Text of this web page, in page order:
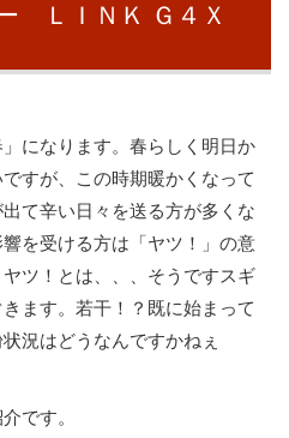
ＬＩＮＫ Ｇ４Ｘ
になります。春らしく明日か
すが、この時期暖かくなって
て辛い日々を送る方が多くな
を受ける方は「ヤツ！」の意
ツ！とは、、、そうですスギ
ます。若干！？既に始まって
況はどうなんですかねぇ
です。